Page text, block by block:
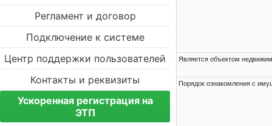
Регламент и договор
Подключение к системе
Центр поддержки пользователей
Контакты и реквизиты
Ускоренная регистрация на
ЭТП
Является объектом
Порядок ознакомления с